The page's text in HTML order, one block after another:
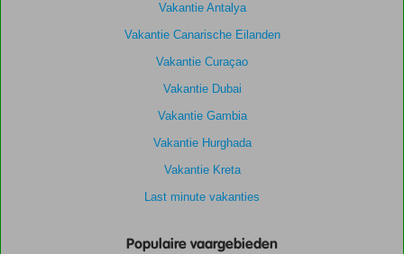
Vakantie Antalya
Vakantie Canarische Eilanden
Vakantie Curaçao
Vakantie Dubai
Vakantie Gambia
Vakantie Hurghada
Vakantie Kreta
Last minute vakanties
Populaire vaargebieden